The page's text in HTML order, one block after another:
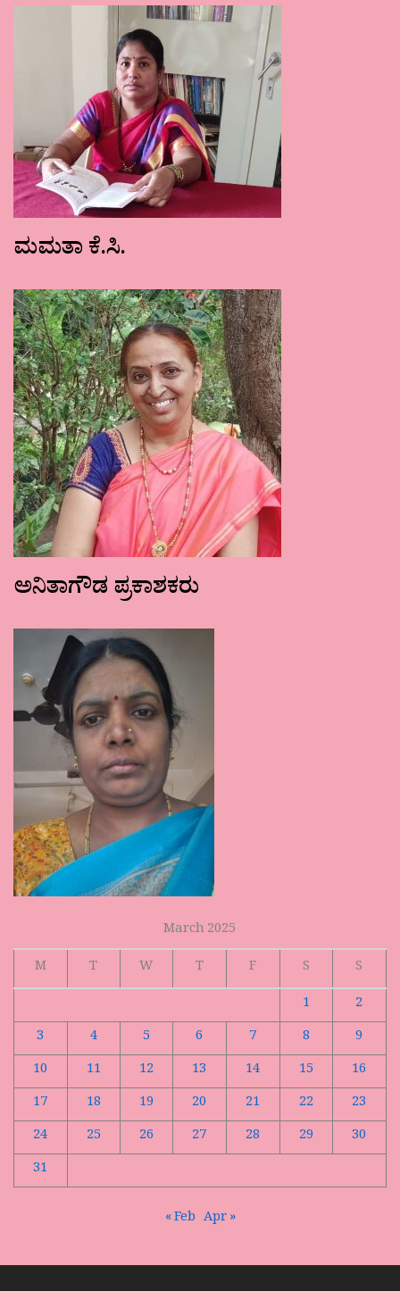
ಮಮತಾ ಕೆ.ಸಿ.
ಅನಿತಾಗೌಡ ಪ್ರಕಾಶಕರು
March 2025
M
T W T F S
S
1
2
3
4 5 6 7 8
9
10
11 12 13 14 15
16
17
18 19 20 21 22
23
24
25 26 27 28 29
30
31
« Feb Apr »